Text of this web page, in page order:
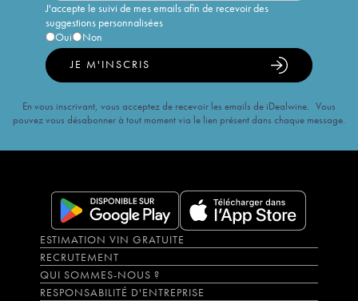
J'accepte le suivi de mes emails afin de recevoir des
suggestions personnalisées
Oui
Non
JE M'INSCRIS
En vous inscrivant, vous acceptez de recevoir les emails de iDealwine. Vous
pouvez vous désabonner à tout moment via le lien présent dans chaque message.
ESTIMATION VIN GRATUITE
RECRUTEMENT
QUI SOMMES-NOUS ?
RESPONSABILITÉ D'ENTREPRISE